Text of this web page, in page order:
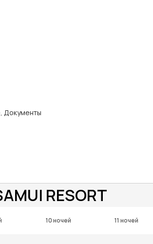
Документы
RESORT
10 ночей 11 ночей